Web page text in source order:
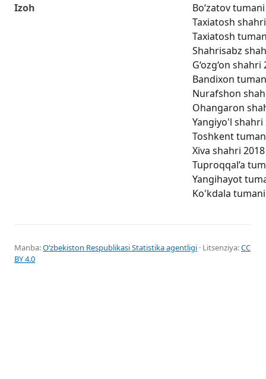
Izoh
Bo‘zatov
Taxiatosh
Taxiatosh
Shahrisabz
G‘ozg‘on
Bandixon
Nurafshon
Ohangaron
Yangiyo'l
Toshkent
Xiva shahri
Tuproqqal’a
Yangihayot
Ko'kdala
Manba:Oʻzbekiston Respublikasi Statistika agentligi · Litsenziya:CC
BY 4.0